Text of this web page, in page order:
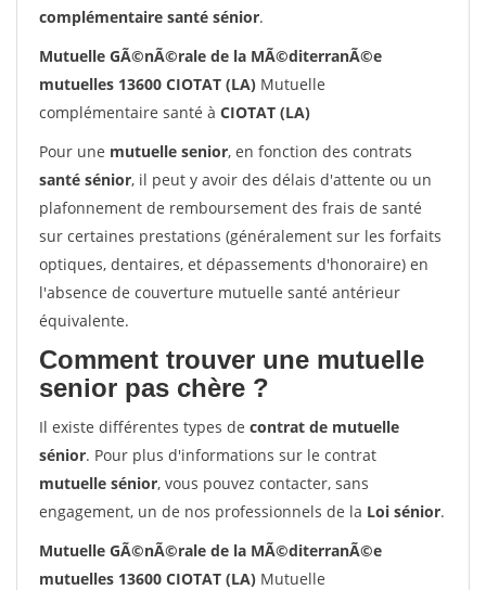
complémentaire santé sénior.
Mutuelle GÃ©nÃ©rale de la MÃ©diterranÃ©e
mutuelles 13600 CIOTAT (LA) Mutuelle
complémentaire santé à CIOTAT (LA)
Pour une mutuelle senior, en fonction des contrats
santé sénior, il peut y avoir des délais d'attente ou un
plafonnement de remboursement des frais de santé
sur certaines prestations (généralement sur les forfaits
optiques, dentaires, et dépassements d'honoraire) en
l'absence de couverture mutuelle santé antérieur
équivalente.
Comment trouver une mutuelle
senior pas chère ?
Il existe différentes types de contrat de mutuelle
sénior. Pour plus d'informations sur le contrat
mutuelle sénior, vous pouvez contacter, sans
engagement, un de nos professionnels de la Loi sénior.
Mutuelle GÃ©nÃ©rale de la MÃ©diterranÃ©e
mutuelles 13600 CIOTAT (LA) Mutuelle